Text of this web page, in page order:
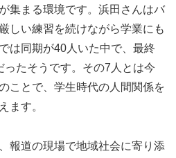
集まる環境です。浜田さんはバ
しい練習を続けながら学業にも
は同期が40人いた中で、最終
ったそうです。その7人とは今
ことで、学生時代の人間関係を
ます。
報道の現場で地域社会に寄り添